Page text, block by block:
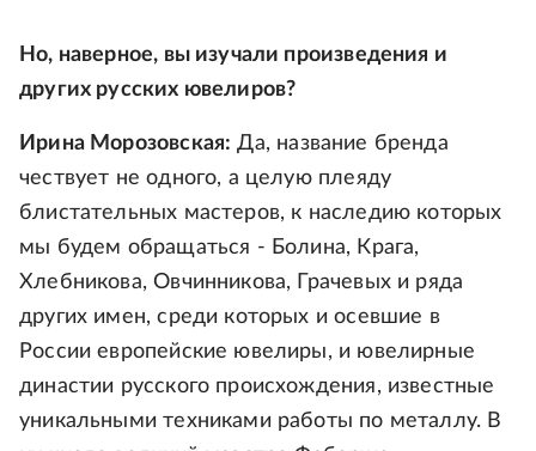
Но, наверное, вы изучали произведения и
других русских ювелиров?
Ирина Морозовская: Да, название бренда
чествует не одного, а целую плеяду
блистательных мастеров, к наследию которых
мы будем обращаться - Болина, Крага,
Хлебникова, Овчинникова, Грачевых и ряда
других имен, среди которых и осевшие в
России европейские ювелиры, и ювелирные
династии русского происхождения, известные
уникальными техниками работы по металлу. В